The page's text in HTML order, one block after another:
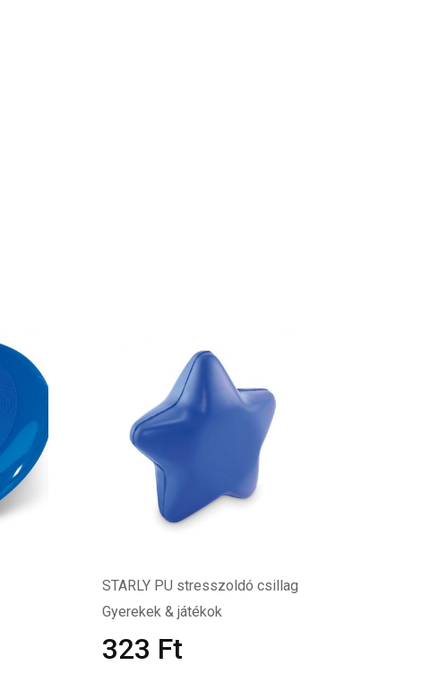
STARLY PU stresszoldó csillag
Gyerekek & játékok
323 Ft